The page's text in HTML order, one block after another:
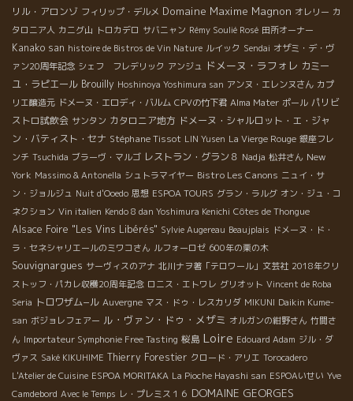
リル・アロンゾ フィリップ・デルメ Domaine Maxime Magnon オレリー カ
タロニア人 カニグ山 トロカデロ サバニャン Rémy Soulié Rosé 田所オーナー
Kanako san histoire de Bistros de Vin Nature ルイック Sendai オザミ・デ・ヴ
ァン20周年記念 シェフ フレデリック アンジュ ドメーヌ・ラフォレ カミー
ユ・ラピエール Brouilly Hoshinoya Yoshimura san アンヌ・エレンヌさん カプ
リエ醸造元 ドメーヌ・エロディ・バルム CPVの竹下君 Alma Mater ポール パリビ
ストロ試飲会 サンタン カタロニア地方 ドメーヌ・シャルロット・エ・ジャ
ン・バティスト・セナ Stéphane Tissot LIN Yusen La Vierge Rouge 銀座フレ
ンチ Tsuchida ブラーヴ・マルゴ レストラン・グラン８ Nadja 松井さん New
York Massimo & Antonella シュトラマイヤー Bistro Les Canons ニュイ・サ
ン・ジョルジュ Nuit d'Ooedo 思想 ESPOA TOURS グラン・ラルグ オン・ジュ・コ
ネクション Vin italien Kendo 8 dan Yoshimura Kenichi Côtes de Thongue
Alsace Foire "Les Vins Libérés" Sylvie Augereau Beaujplais ドメーヌ・ド・
ラ・セネシャリエールのミワコさん ルフォーロゼ 600年の栗の木
Souvignargues サーヴィスのアナ 北川ナヲ著「テロワール」文芸社 2018年クリ
ストッフ・パカレ収穫20周年記念 ロニス・エトワレ グリオット Vincent de Roba
Seria トロワザム−ル Auvergne マス・ドゥ・レスカリダ MIKUNI Daikin Kume-
san ボジョレフェアー ル・ヴァン・ドゥ・メザミ オルガンの紺野さん 竹間さ
ん Importateur Symphonie Free Tasting 桜島 Loire Edouard Adam ジル・ダ
ヴァス Saké KIKUHIME Thierry Forestier クロード・アリエ Torocadero
L'Atelier de Cuisine ESPOA MORITAKA La Pioche Hayashi san ESPOAいせい Yve
Camdebord Avec le Temps レ・プレミス１６ DOMAINE GEORGES